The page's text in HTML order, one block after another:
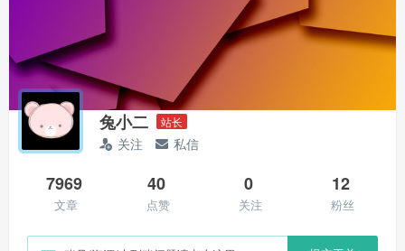
兔小二 站长
关注 私信
7969
文章
40
点赞
0
关注
12
粉丝